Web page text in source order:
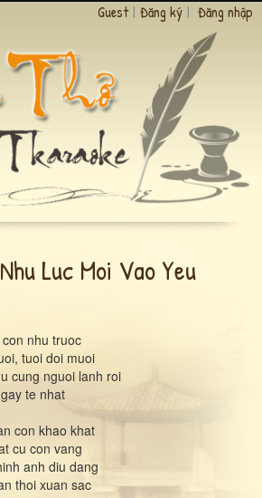
Guest | Đăng ký | Đăng nhập
Luc Moi Vao Yeu
nhu truoc
tuoi doi muoi
cung nguoi lanh roi
te nhat
con khao khat
cu con vang
anh diu dang
thoi xuan sac